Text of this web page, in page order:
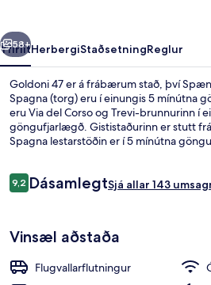
Næsta
58+
YfirlitHerbergiStaðsetningReglur
Goldoni 47 er á frábærum stað, því
Spagna (torg) eru í einungis 5 mínútna
eru Via del Corso og Trevi-brunnurinn í
göngufjarlægð. Gististaðurinn er stutt
Spagna lestarstöðin er í 5 mínútna
Umsagnir
9,29,2 af 10
DásamlegtSjá allar 143
Vinsæl aðstaða
Flugvallarflutningur